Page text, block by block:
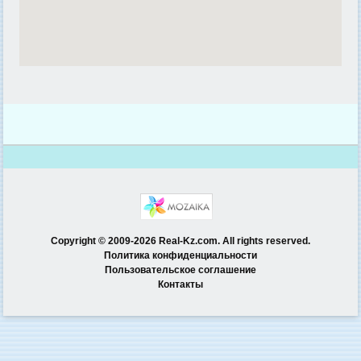
Copyright © 2009-2026 Real-Kz.com. All rights reserved.
Политика конфиденциальности
Пользовательское соглашение
Контакты